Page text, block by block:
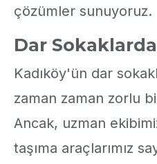
çözümler sunuyoruz.
Dar
Kadıköy'ün dar
zaman zaman zorlu
Ancak, uzman
taşıma araçlarımız